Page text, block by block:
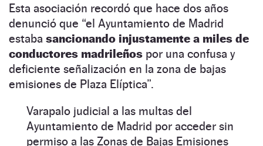
Esta asociación recordó que hace dos años
denunció que “el Ayuntamiento de Madrid
estaba sancionando injustamente a miles de
conductores madrileños por una confusa y
deficiente señalización en la zona de bajas
emisiones de Plaza Elíptica”.
Varapalo judicial a las multas del
Ayuntamiento de Madrid por acceder sin
permiso a las Zonas de Bajas Emisiones